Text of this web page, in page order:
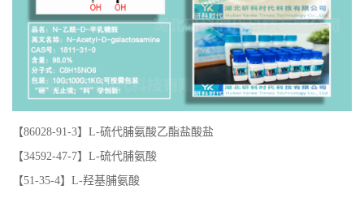
【86028-91-3】L-硫代脯氨酸乙酯盐酸盐
【34592-47-7】L-硫代脯氨酸
【51-35-4】L-羟基脯氨酸